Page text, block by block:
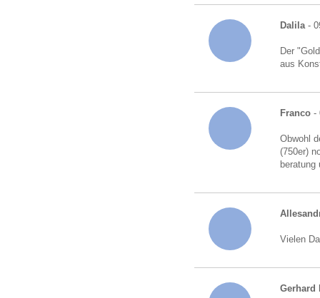
Dalila-
Der
aus
Franco -
Obwohl
(750er)
Vielen
Gerhard